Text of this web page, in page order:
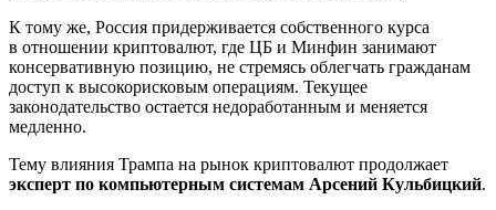
К тому же, Россия придерживается собственного курса
в отношении криптовалют, где ЦБ и Минфин занимают
консервативную позицию, не стремясь облегчать гражданам
доступ к высокорисковым операциям. Текущее
законодательство остается недоработанным и меняется
медленно.
Тему влияния Трампа на рынок криптовалют продолжает
эксперт по компьютерным системам Арсений Кульбицкий.